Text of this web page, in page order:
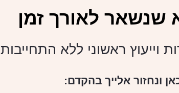
שנשאר לאורך זמן
וייעוץ ראשוני ללא התחייבות
ונחזור אלייך בהקדם: